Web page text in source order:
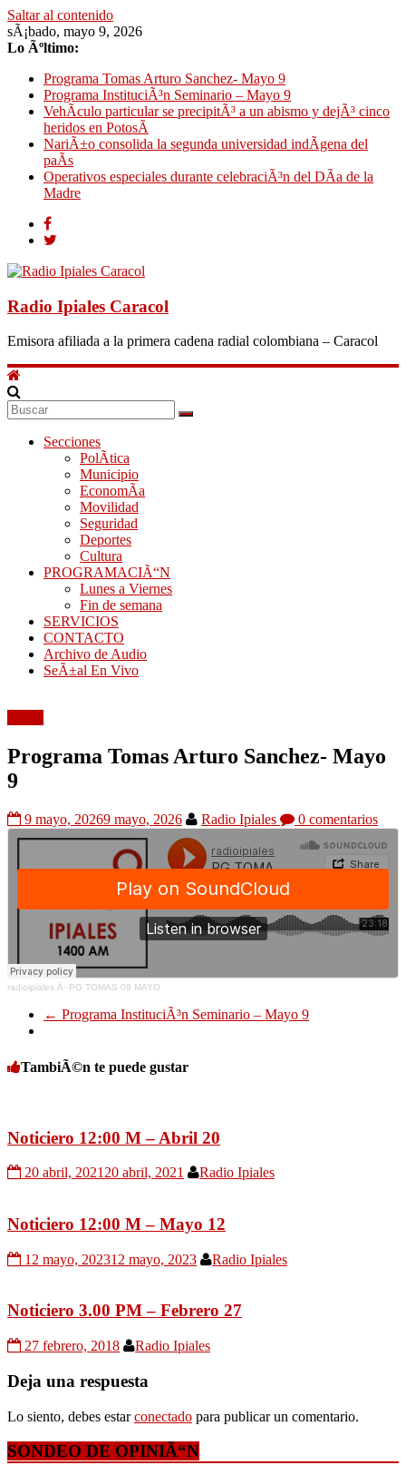
Saltar al contenido
sÃ¡bado, mayo 9, 2026
Lo Ãºltimo:
Programa Tomas Arturo Sanchez- Mayo 9
Programa InstituciÃ³n Seminario – Mayo 9
VehÃ­culo particular se precipitÃ³ a un abismo y dejÃ³ cinco
heridos en PotosÃ­
NariÃ±o consolida la segunda universidad indÃ­gena del
paÃ­s
Operativos especiales durante celebraciÃ³n del DÃ­a de la
Madre
Radio Ipiales Caracol
Emisora afiliada a la primera cadena radial colombiana – Caracol
Secciones
PolÃ­tica
Municipio
EconomÃ­a
Movilidad
Seguridad
Deportes
Cultura
PROGRAMACIÃ“N
Lunes a Viernes
Fin de semana
SERVICIOS
CONTACTO
Archivo de Audio
SeÃ±al En Vivo
Programa Tomas Arturo Sanchez- Mayo
9
9 mayo, 20269 mayo, 2026 Radio Ipiales 0 comentarios
radioipiales Â· PG TOMAS 09 MAYO
← Programa InstituciÃ³n Seminario – Mayo 9
TambiÃ©n te puede gustar
Noticiero 12:00 M – Abril 20
20 abril, 2021 20 abril, 2021 Radio Ipiales
Noticiero 12:00 M – Mayo 12
12 mayo, 202312 mayo, 2023 Radio Ipiales
Noticiero 3.00 PM – Febrero 27
27 febrero, 2018 Radio Ipiales
Deja una respuesta
Lo siento, debes estarconectado para publicar un comentario.
SONDEO DE OPINIÃ“N